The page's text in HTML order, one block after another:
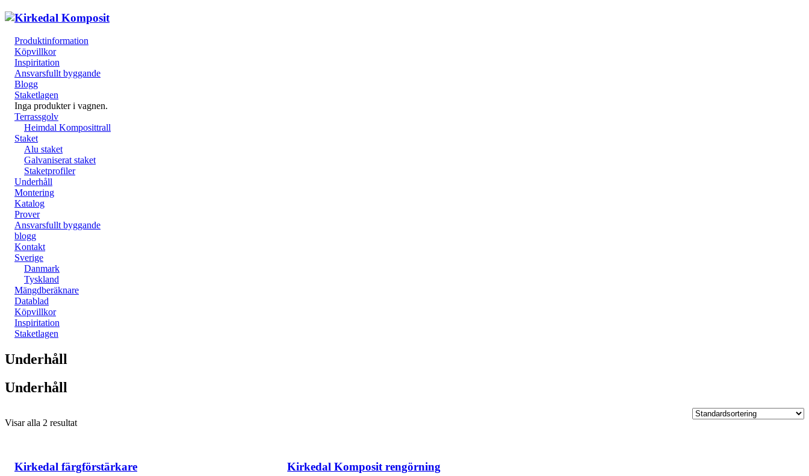
Produktinformation
Köpvillkor
Inspiritation
Ansvarsfullt byggande
Blogg
Staketlagen
Inga produkter i vagnen.
Terrassgolv
Heimdal Komposittrall
Staket
Alu staket
Galvaniserat staket
Staketprofiler
Underhåll
Montering
Katalog
Prover
Ansvarsfullt byggande
blogg
Kontakt
Sverige
Danmark
Tyskland
Mängdberäknare
Datablad
Köpvillkor
Inspiritation
Staketlagen
Underhåll
Underhåll
Visar alla 2 resultat
Kirkedal färgförstärkare Kirkedal Komposit rengörning